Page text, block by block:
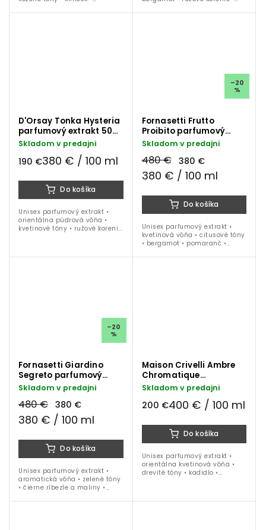
a dubové drevo • vetiver •
drevo • fazuľa tonka • ideálne
D'Orsay Tonka Hysteria
parfumový extrakt 50
ml
Skladom v predajni
190 €380 € / 100 ml
Do košíka
Unisex parfumový extrakt •
orientálna púdrová vôňa •
kvetinové tóny • ružové korenie
–20
%
Fornasetti Frutto
Proibito parfumový
extrakt 100 ml
Skladom v predajni
480 € 380 €
380 € / 100 ml
Do košíka
Unisex parfumový extrakt •
kvetinová vôňa • citusové tóny
• bergamot • pomaranč •
leto • 100 ml
–20
%
Fornasetti Giardino
Segreto parfumový
extrakt 100 ml
Skladom v predajni
480 € 380 €
380 € / 100 ml
Do košíka
Unisex parfumový extrakt •
aromatická vôňa • zelené tóny
• čierne ríbezle a maliny •
• 100 ml
Maison Crivelli Ambre
Chromatique
parfumový extrakt 50
Skladom v predajni
200 €400 € / 100 ml
Do košíka
Unisex parfumový extrakt •
orientálna kvetinová vôňa •
drevité tóny • kadidlo •